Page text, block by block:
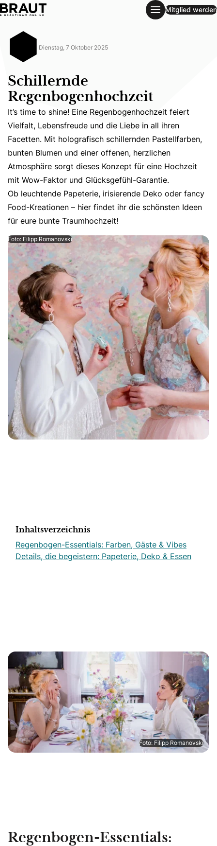
Mitglied werden
Dienstag, 7 Oktober 2025
Schillernde
Regenbogenhochzeit
It’s time to shine! Eine Regenbogenhochzeit feiert
Ob leuchtende Papeterie, irisierende Deko oder fancy
It’s time to shine! Eine Regenbogenhochzeit feiert
Vielfalt, Lebensfreude und die Liebe in all ihren
Facetten. Mit holografisch schillernden Pastellfarben,
bunten Blumen und einer offenen, herzlichen
Atmosphäre sorgt dieses Konzept für eine Hochzeit
mit Wow-Faktor und Glücksgefühl-Garantie.
Ob leuchtende Papeterie, irisierende Deko oder fancy
Food-Kreationen – hier findet ihr die schönsten Ideen
für eure bunte Traumhochzeit!
Foto: Filipp Romanovski
Inhaltsverzeichnis
Regenbogen-Essentials: Farben, Gäste & Vibes
Details, die begeistern: Papeterie, Deko & Essen
Foto: Filipp Romanovski
Regenbogen-Essentials: